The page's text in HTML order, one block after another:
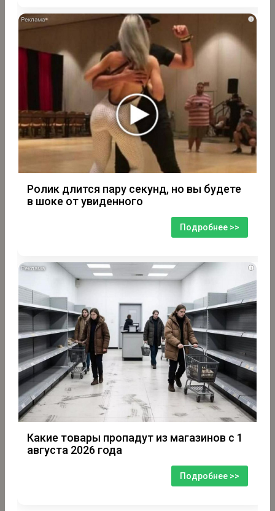
i
Ролик длится пару секунд, но вы будете
в шоке от увиденного
Подробнее >>
i
Какие товары пропадут из магазинов с 1
августа 2026 года
Подробнее >>